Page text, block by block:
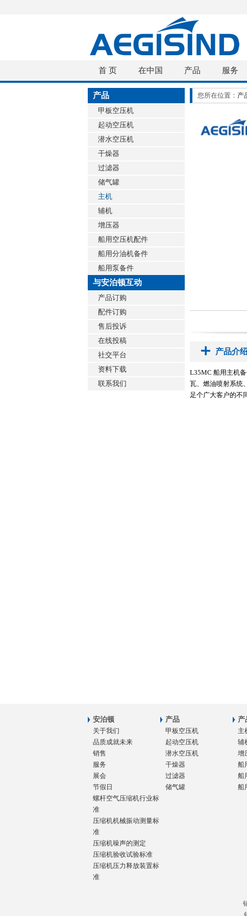
首 页 在中国 产品 服务
产品
甲板空压机
起动空压机
潜水空压机
干燥器
过滤器
储气罐
主机
辅机
增压器
船用空压机配件
船用分油机备件
船用泵备件
与安泊顿互动
产品订购
配件订购
售后投诉
在线投稿
社交平台
资料下载
联系我们
您所在位置： 产
产品介
L35MC 船用主机
瓦、燃油喷射系统
足个广大客户的不
安泊顿
关于我们
品质成就未来
销售
服务
展会
节假日
螺杆空气压缩机行业标
准
压缩机机械振动测量标
准
压缩机噪声的测定
压缩机验收试验标准
压缩机压力释放装置标
准
产品
甲板空压机
起动空压机
潜水空压机
干燥器
过滤器
储气罐
产
主
辅
增
船
船
船